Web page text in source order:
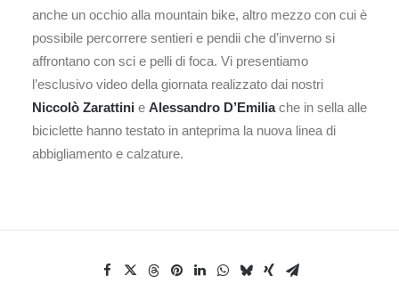
anche un occhio alla mountain bike, altro mezzo con cui è
possibile percorrere sentieri e pendii che d’inverno si
affrontano con sci e pelli di foca. Vi presentiamo
l’esclusivo video della giornata realizzato dai nostri
Niccolò Zarattini e Alessandro D’Emiliache in sella alle
biciclette hanno testato in anteprima la nuova linea di
abbigliamento e calzature.